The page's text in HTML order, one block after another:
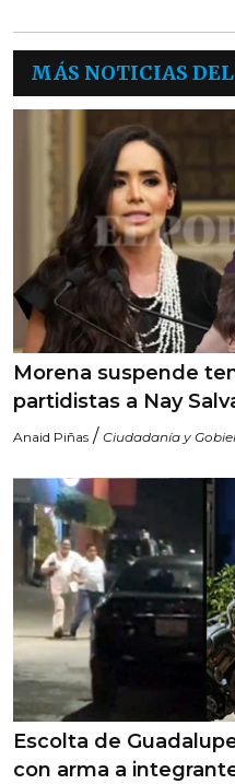
MÁS NOTICIAS
Morena suspende
partidistas a Nay
Anaid Piñas / Ciudadanía y
Escolta de
con arma a